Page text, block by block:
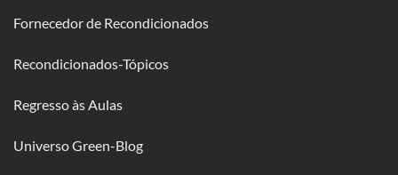
Fornecedor de Recondicionados
Recondicionados-Tópicos
Regresso às Aulas
Universo Green-Blog